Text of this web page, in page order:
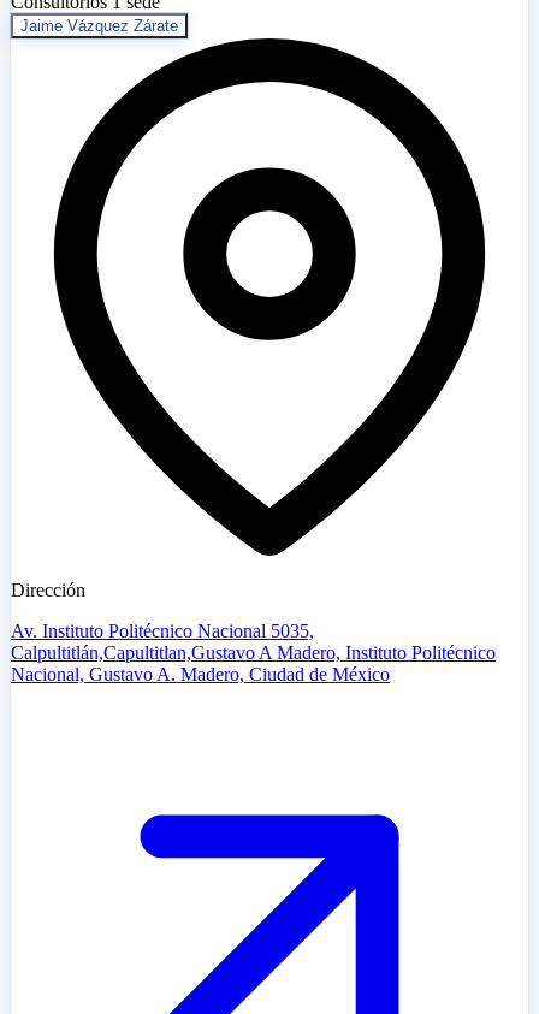
Jaime Vázquez Zárate
Dirección
Av. Instituto Politécnico Nacional 5035,
Calpultitlán,Capultitlan,Gustavo A Madero, Instituto Politécnico
Nacional, Gustavo A. Madero, Ciudad de México